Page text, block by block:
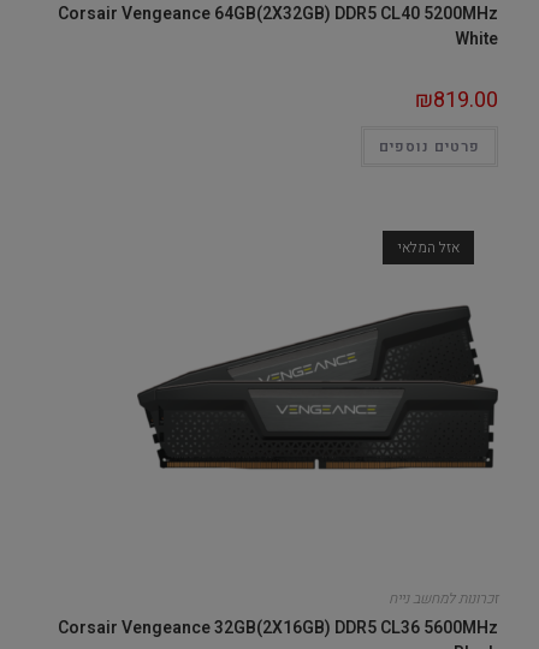
Corsair Vengeance 64GB(2X32GB) DDR5 CL40 5200MHz
White
₪819.00
פרטים נוספים
אזל המלאי
זכרונות למחשב נייח
Corsair Vengeance 32GB(2X16GB) DDR5 CL36 5600MHz